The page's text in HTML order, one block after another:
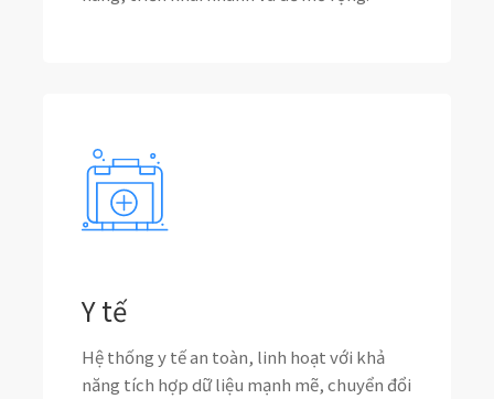
Y tế
Hệ thống y tế an toàn, linh hoạt với khả
năng tích hợp dữ liệu mạnh mẽ, chuyển đổi